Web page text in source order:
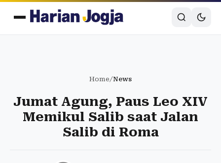
Home/News
Jumat Agung, Paus Leo XIV
Memikul Salib saat Jalan
Salib di Roma